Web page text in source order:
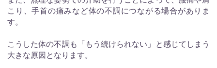
こり、手首の痛みなど体の不調につながる場合がありま
す。
こうした体の不調も「もう続けられない」と感じてしまう
大きな原因となります。